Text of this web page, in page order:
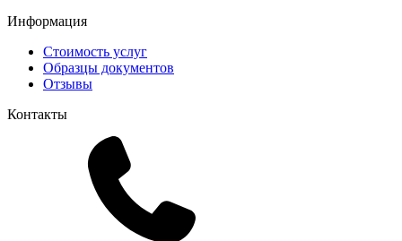
Информация
Стоимость услуг
Образцы документов
Отзывы
Контакты